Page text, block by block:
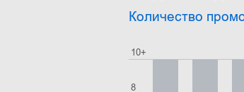
Количество
8
10+